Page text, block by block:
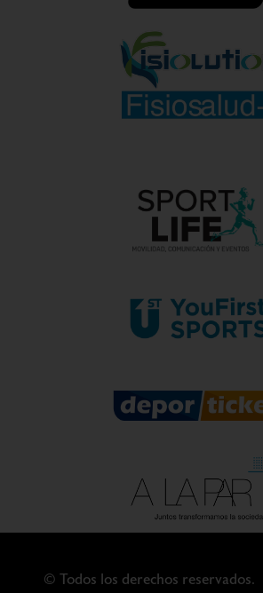
© Todos los derechos reservados.